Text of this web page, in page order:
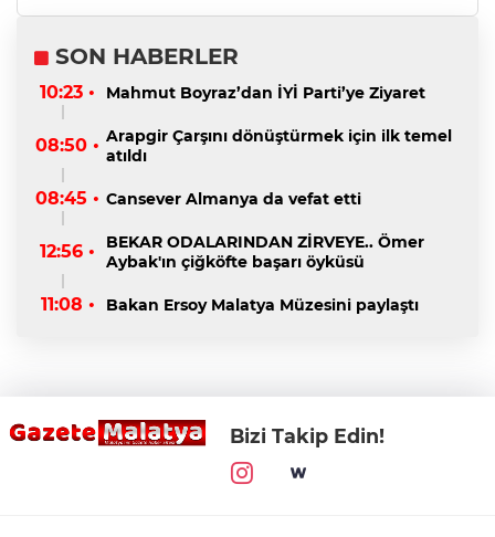
SON HABERLER
10:23 • Mahmut Boyraz’dan İYİ Parti’ye Ziyaret
08:50 • Arapgir Çarşını dönüştürmek için ilk temel
atıldı
08:45 • Cansever Almanya da vefat etti
12:56 •
BEKAR ODALARINDAN ZİRVEYE.. Ömer
Aybak'ın çiğköfte başarı öyküsü
11:08 • Bakan Ersoy Malatya Müzesini paylaştı
Bizi Takip Edin!